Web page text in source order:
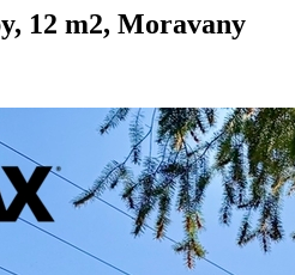
12 m2, Moravany